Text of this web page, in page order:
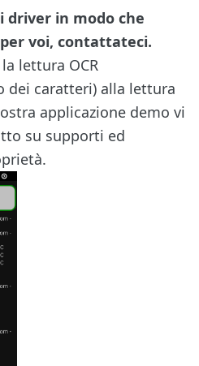
driver in modo che
voi, contattateci.
lettura OCR
dei caratteri) alla lettura
applicazione demo vi
su supporti ed